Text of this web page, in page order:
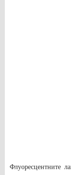
Флуоресцентните